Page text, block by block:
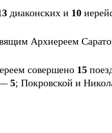
диаконских и 10
Архиереем
совершено 15
—5; Покровской и